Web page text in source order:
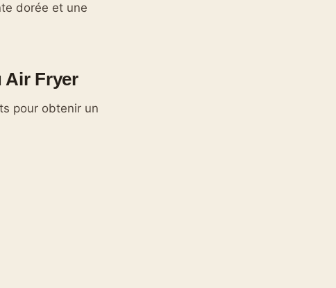
dorée et une
Air Fryer
pour obtenir un